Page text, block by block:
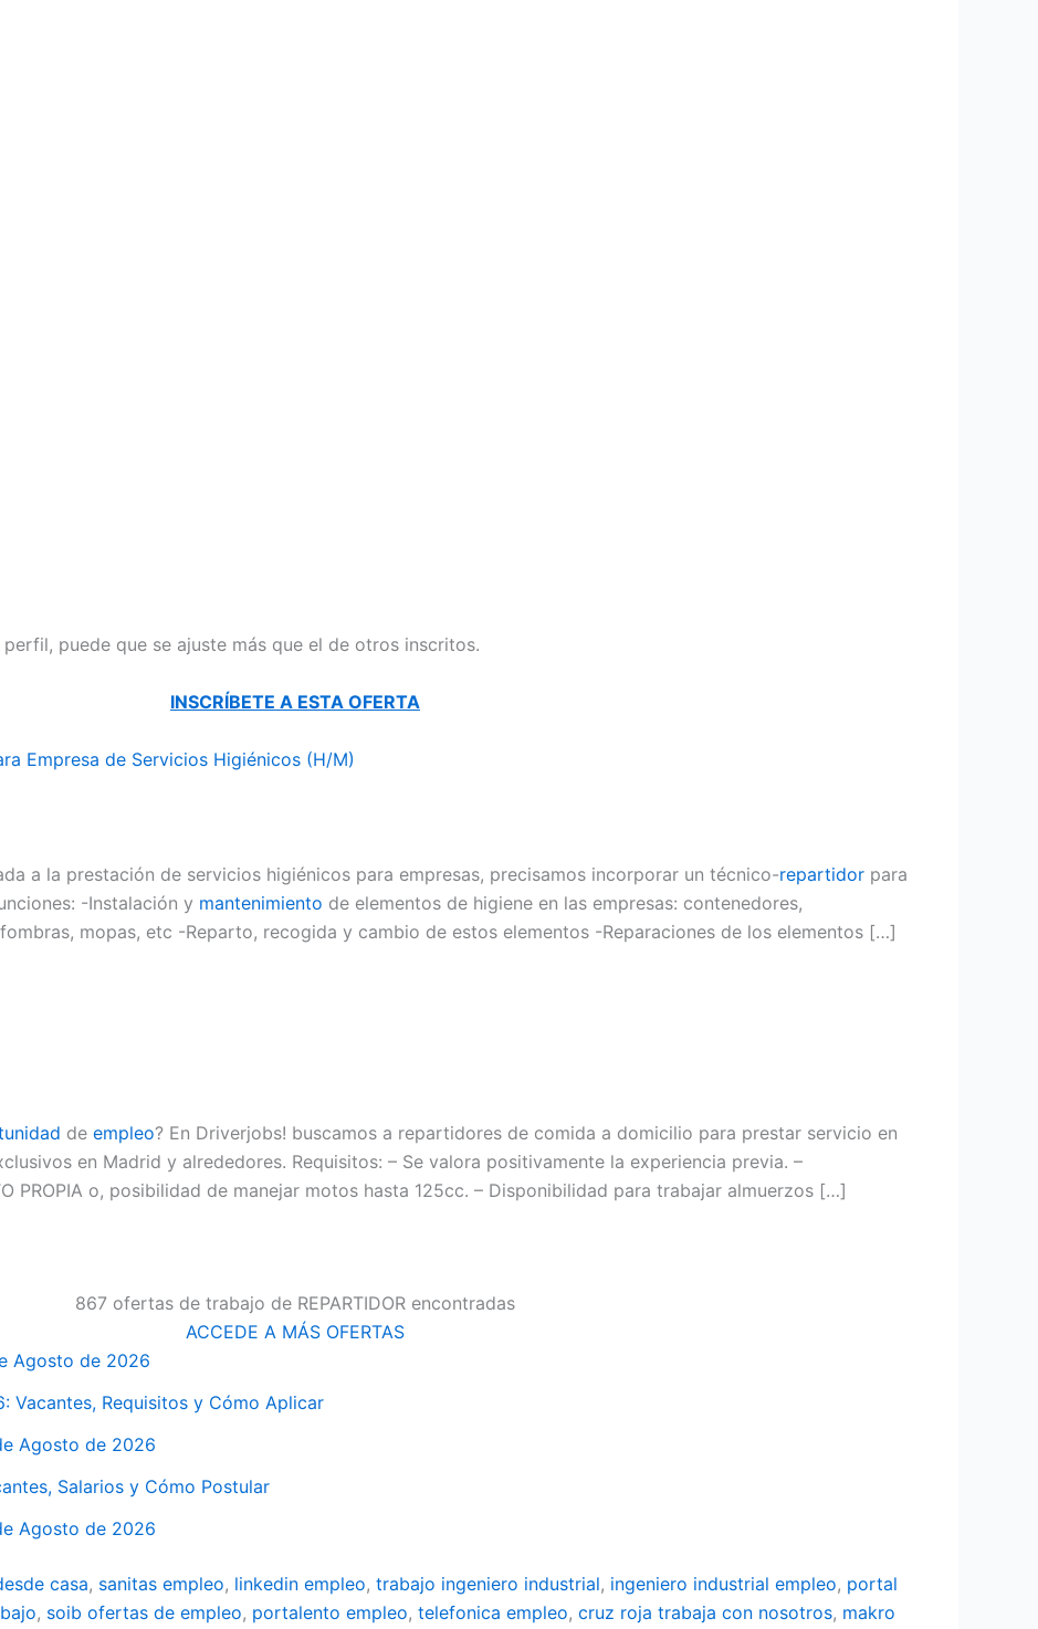
puede que se ajuste más que el de otros inscritos.
INSCRÍBETE A ESTA OFERTA
Empresa de Servicios Higiénicos (H/M)
a la prestación de servicios higiénicos para empresas, precisamos incorporar un técnico-repartidor para
-Instalación y mantenimiento de elementos de higiene en las empresas: contenedores,
mopas, etc -Reparto, recogida y cambio de estos elementos -Reparaciones de los elementos […]
de empleo? En Driverjobs! buscamos a repartidores de comida a domicilio para prestar servicio en
en Madrid y alrededores. Requisitos: – Se valora positivamente la experiencia previa. –
PROPIA o, posibilidad de manejar motos hasta 125cc. – Disponibilidad para trabajar almuerzos […]
867 ofertas de trabajo de REPARTIDOR encontradas
ACCEDE A MÁS OFERTAS
Agosto de 2026
Vacantes, Requisitos y Cómo Aplicar
Agosto de 2026
Salarios y Cómo Postular
Agosto de 2026
casa, sanitas empleo, linkedin empleo, trabajo ingeniero industrial, ingeniero industrial empleo, portal
, soib ofertas de empleo, portalento empleo, telefonica empleo, cruz roja trabaja con nosotros, makro